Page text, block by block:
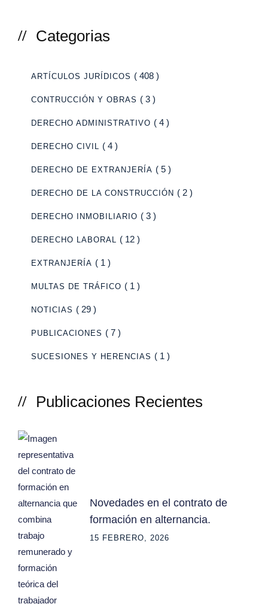
Categorias
ARTÍCULOS JURÍDICOS ( 408 )
CONTRUCCIÓN Y OBRAS ( 3 )
DERECHO ADMINISTRATIVO ( 4 )
DERECHO CIVIL ( 4 )
DERECHO DE EXTRANJERÍA ( 5 )
DERECHO DE LA CONSTRUCCIÓN ( 2 )
DERECHO INMOBILIARIO ( 3 )
DERECHO LABORAL ( 12 )
EXTRANJERÍA ( 1 )
MULTAS DE TRÁFICO ( 1 )
NOTICIAS ( 29 )
PUBLICACIONES ( 7 )
SUCESIONES Y HERENCIAS ( 1 )
Publicaciones Recientes
Novedades en el contrato de
formación en alternancia.
15 FEBRERO, 2026